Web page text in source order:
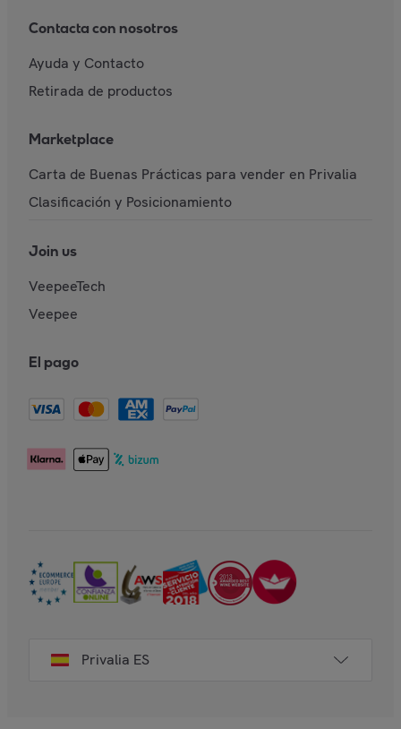
Contacta con nosotros
Ayuda y Contacto
Retirada de productos
Marketplace
Carta de Buenas Prácticas para vender en Privalia
Clasificación y Posicionamiento
Join us
VeepeeTech
Veepee
El pago
Privalia ES